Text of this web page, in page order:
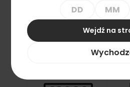
Lost Vape
Wejdź na